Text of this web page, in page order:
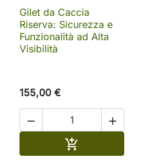
Gilet da Caccia
Riserva: Sicurezza e
Funzionalità ad Alta
Visibilità
155,00 €
 
